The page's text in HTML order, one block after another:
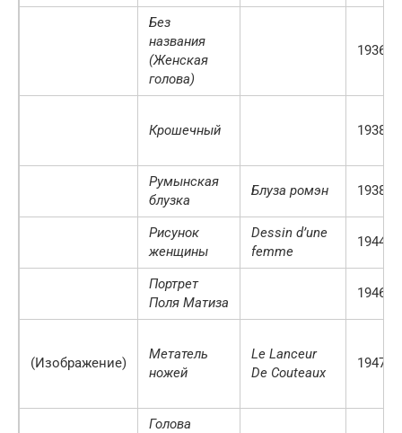
Без
названия
(Женская
голова)
1936 г.
Крошечный 1938 г.
Румынская
блузка
Блуза ромэн 1938 г.
Рисунок
женщины
Dessin d’une
femme
1944 г.
Портрет
Поля Матиза
1946 г.
(Изображение)
Метатель
ножей
Le Lanceur
De Couteaux
1947 г.
Голова